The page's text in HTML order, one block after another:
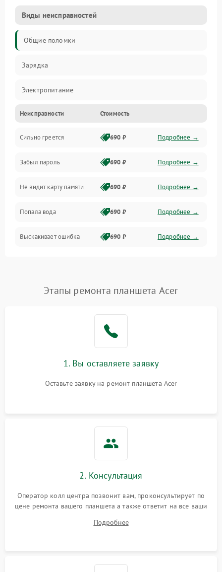
Виды неисправностей
Общие поломки
Зарядка
Электропитание
Экран и изображение
Дисплей
Экран (дисплей)
Связь
Разговор (микрофон, динамик)
Перегрев и нестабильная работа
Сеть и интернет
Память и данные
Режим работы
Питание и аккумулятор
Неисправности Стоимость
Сильно греется 690 ₽ Подробнее →
Забыл пароль 690 ₽ Подробнее →
Не видит карту памяти 690 ₽ Подробнее →
Попала вода 690 ₽ Подробнее →
Выскакивает ошибка 690 ₽ Подробнее →
Этапы ремонта планшета Acer
1. Вы оставляете заявку
Оставьте заявку на ремонт планшета Acer
2. Консультация
Оператор колл центра позвонит вам, проконсультирует по
цене ремонта вашего планшета а также ответит на все ваши
Подробнее